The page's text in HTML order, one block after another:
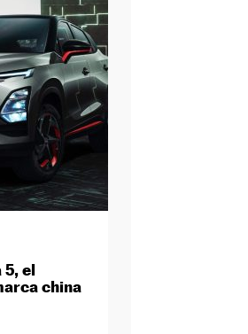
5, el
china